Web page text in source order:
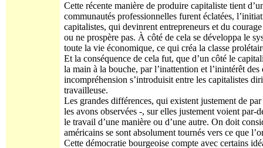
Cette récente manière de produire capitaliste tient
communautés professionnelles furent éclatées,
capitalistes, qui devinrent entrepreneurs et du
ou ne prospère pas. À côté de cela se développa le
toute la vie économique, ce qui créa la classe
Et la conséquence de cela fut, que d’un côté le
la main à la bouche, par l’inattention et l’inintérêt
incompréhension s’introduisit entre les capitalistes
travailleuse.
Les grandes différences, qui existent justement de
les avons observées -, sur elles justement voient
le travail d’une manière ou d’une autre. On doit
américains se sont absolument tournés vers ce que
Cette démocratie bourgeoise compte avec certains